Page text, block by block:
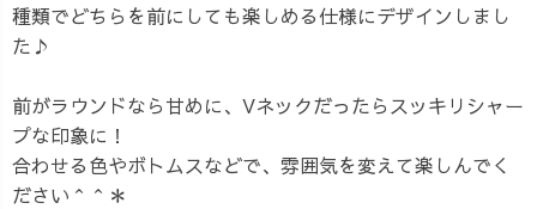
種類でどちらを前にしても楽しめる仕様にデザインしまし
た♪
前がラウンドなら甘めに、Vネックだったらスッキリシャー
プな印象に！
合わせる色やボトムスなどで、雰囲気を変えて楽しんでく
ださい＾＾＊